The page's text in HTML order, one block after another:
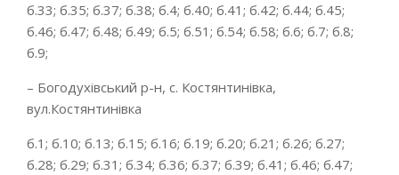
б.33; б.35; б.37; б.38; б.4; б.40; б.41; б.42; б.44; б.45;
б.46; б.47; б.48; б.49; б.5; б.51; б.54; б.58; б.6; б.7; б.8;
б.9;
– Богодухівський р-н, с. Костянтинівка,
вул.Костянтинівка
б.1; б.10; б.13; б.15; б.16; б.19; б.20; б.21; б.26; б.27;
б.28; б.29; б.31; б.34; б.36; б.37; б.39; б.41; б.46; б.47;